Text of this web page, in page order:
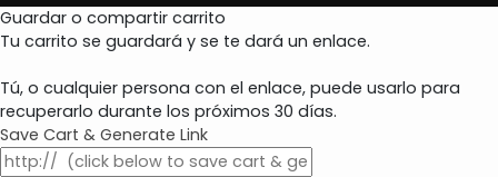
Guardar o compartir carrito
Tu carrito se guardará y se te dará un enlace.
Tú, o cualquier persona con el enlace, puede usarlo para
recuperarlo durante los próximos 30 días.
Save Cart & Generate Link